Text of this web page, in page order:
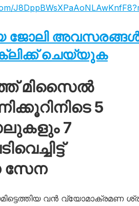
ജോലി
ചെയ്യുക
മിസൈൽ
5
7
സേന
വൻ വ്യോമാക്രമണ